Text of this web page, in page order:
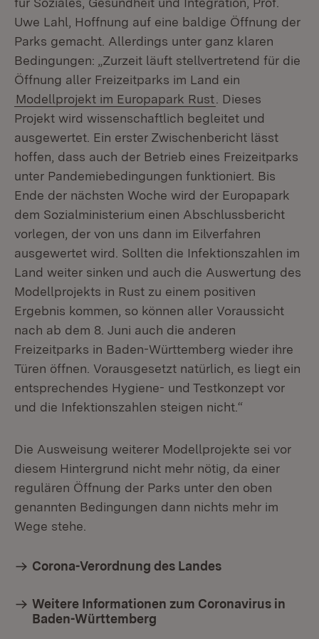
Uwe Lahl, Hoffnung auf eine baldige Öffnung der
Parks gemacht. Allerdings unter ganz klaren
Bedingungen: „Zurzeit läuft stellvertretend für die
Öffnung aller Freizeitparks im Land ein
Modellprojekt im Europapark Rust . Dieses
Projekt wird wissenschaftlich begleitet und
ausgewertet. Ein erster Zwischenbericht lässt
hoffen, dass auch der Betrieb eines Freizeitparks
unter Pandemiebedingungen funktioniert. Bis
Ende der nächsten Woche wird der Europapark
dem Sozialministerium einen Abschlussbericht
vorlegen, der von uns dann im Eilverfahren
ausgewertet wird. Sollten die Infektionszahlen im
Land weiter sinken und auch die Auswertung des
Modellprojekts in Rust zu einem positiven
Ergebnis kommen, so können aller Voraussicht
nach ab dem 8. Juni auch die anderen
Freizeitparks in Baden-Württemberg wieder ihre
Türen öffnen. Vorausgesetzt natürlich, es liegt ein
entsprechendes Hygiene- und Testkonzept vor
und die Infektionszahlen steigen nicht.“
Die Ausweisung weiterer Modellprojekte sei vor
diesem Hintergrund nicht mehr nötig, da einer
regulären Öffnung der Parks unter den oben
genannten Bedingungen dann nichts mehr im
Wege stehe.
Corona-Verordnung des Landes
Weitere Informationen zum Coronavirus in
Baden-Württemberg